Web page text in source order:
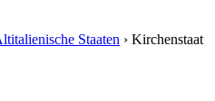
Staaten › Kirchenstaat